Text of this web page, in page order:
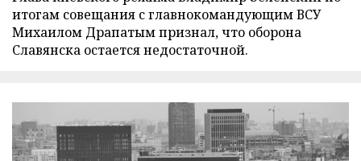
итогам совещания с главнокомандующим ВСУ
Михаилом Драпатым признал, что оборона
Славянска остается недостаточной.